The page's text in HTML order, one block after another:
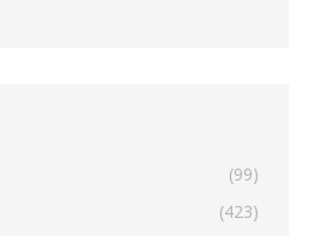
(99)
(423)